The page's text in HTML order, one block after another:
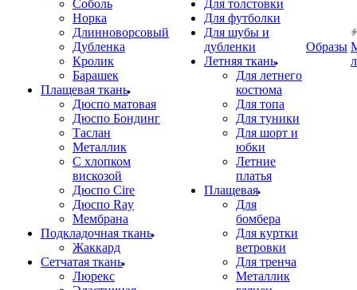
Соболь
Норка
Длинноворсовый
Дубленка
Кролик
Барашек
Плащевая ткань
Дюспо матовая
Дюспо Бондинг
Таслан
Металлик
С хлопком
вискозой
Дюспо Cire
Дюспо Ray
Мембрана
Подкладочная ткань
Жаккард
Сетчатая ткань
Люрекс
Для толстовки
Для футболки
Для шубы и
дубленки
Летняя ткань
Для летнего
костюма
Для топа
Для туники
Для шорт и
юбки
Летние
платья
Плащевая
Для
бомбера
Для куртки
ветровки
Для тренча
Металлик
Образы